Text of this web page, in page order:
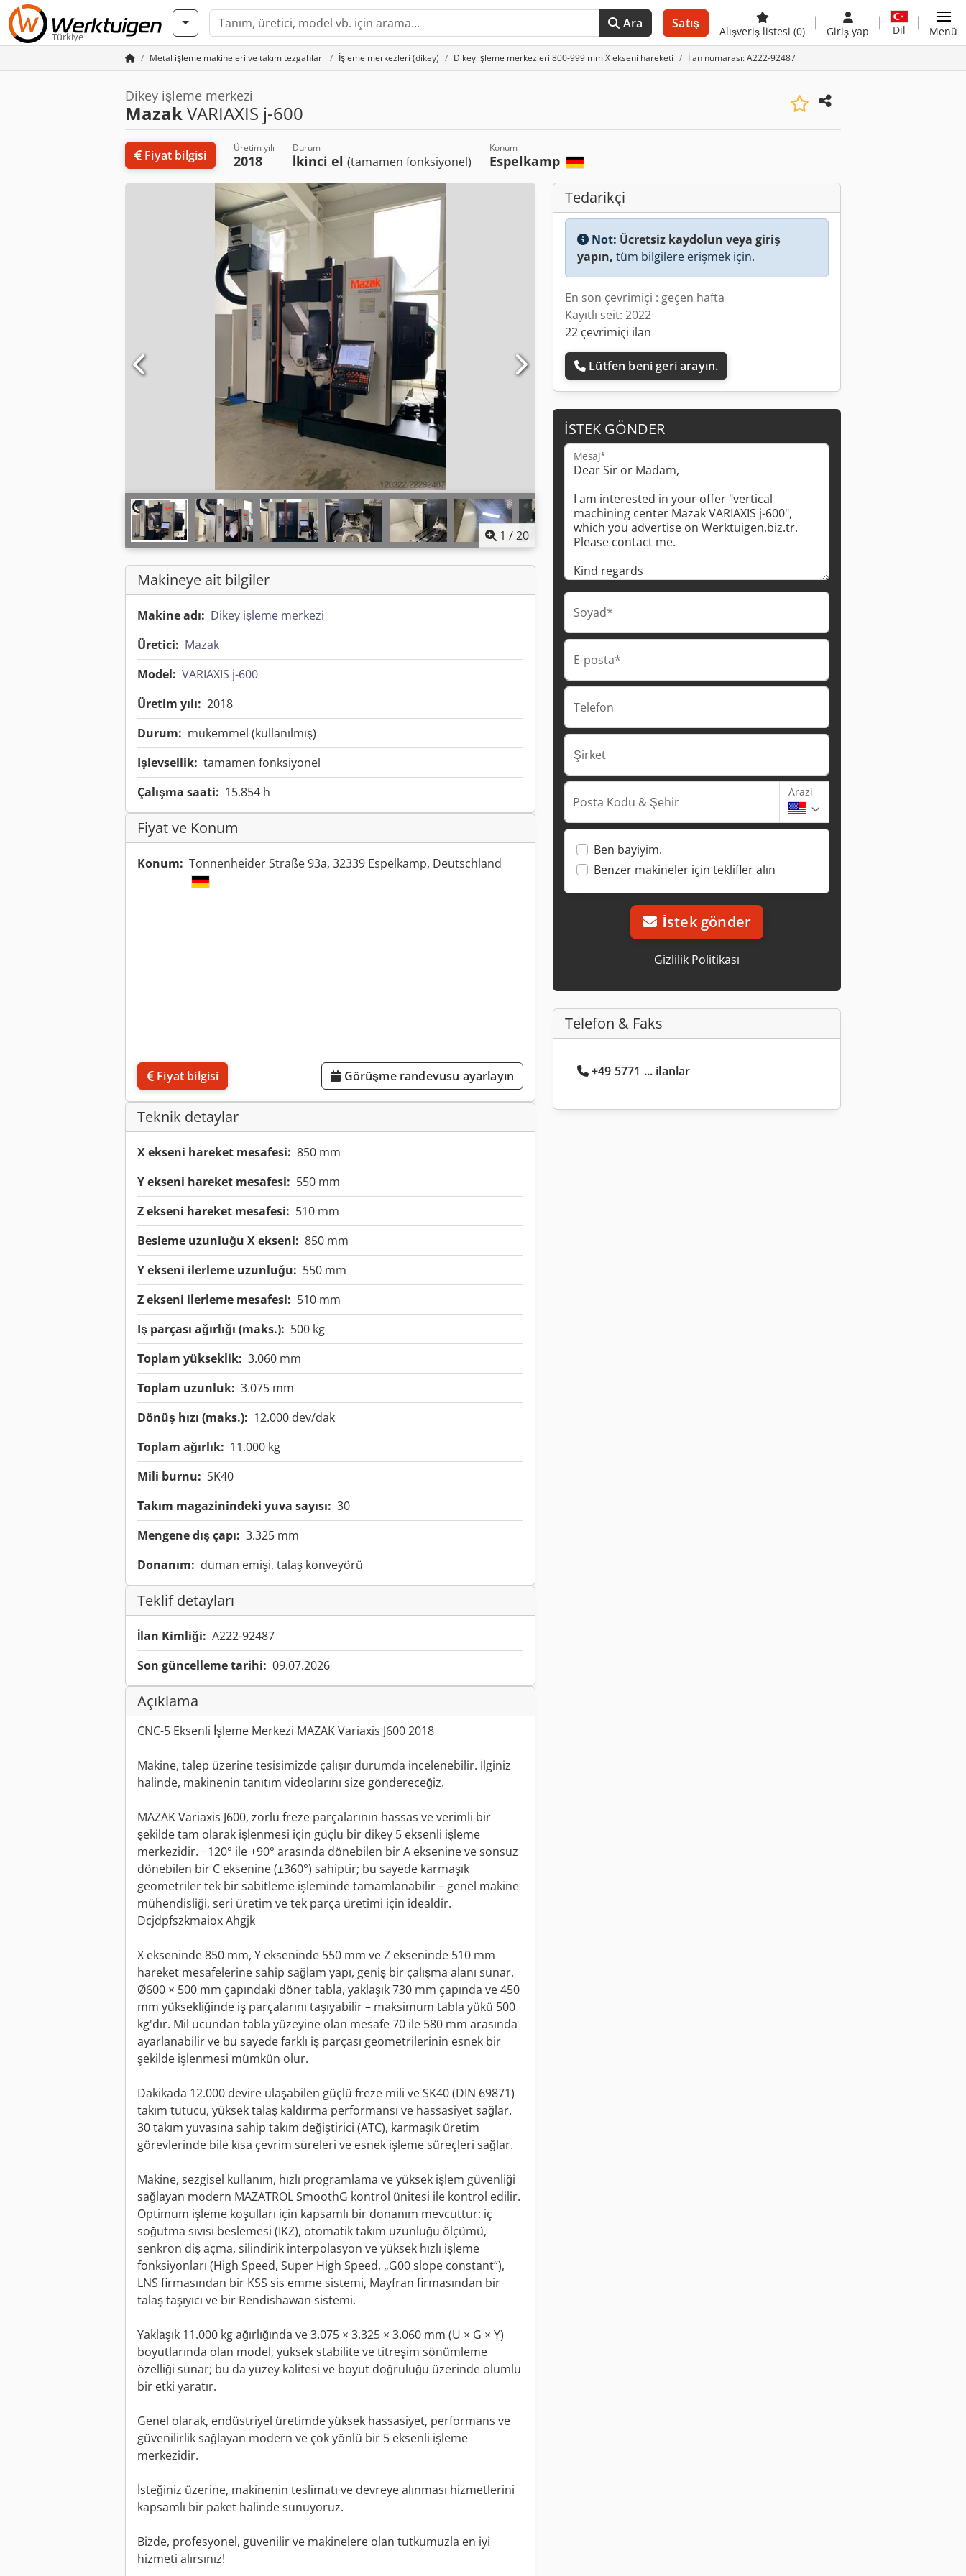
Türkiye
Ara Satış
Alışveriş listesi (0) Giriş yap Dil Menü
Metal işleme makineleri ve takım tezgahları İşleme merkezleri (dikey) Dikey işleme merkezleri 800-999 mm X ekseni hareketi İlan numarası: A222-92487
Dikey işleme merkezi
MazakVARIAXIS j-600
Fiyat bilgisi Üretim yılı
2018
Durum
İkinci el(tamamen fonksiyonel)
Konum
Espelkamp
1 /20
Makineye ait bilgiler
Makine adı: Dikey işleme merkezi
Üretici: Mazak
Model: VARIAXIS j-600
Üretim yılı: 2018
Durum: mükemmel (kullanılmış)
Işlevsellik: tamamen fonksiyonel
Çalışma saati: 15.854 h
Fiyat ve Konum
Konum: Tonnenheider Straße 93a, 32339 Espelkamp, Deutschland
Fiyat bilgisi Görüşme randevusu ayarlayın
Teknik detaylar
X ekseni hareket mesafesi: 850 mm
Y ekseni hareket mesafesi: 550 mm
Z ekseni hareket mesafesi: 510 mm
Besleme uzunluğu X ekseni: 850 mm
Y ekseni ilerleme uzunluğu: 550 mm
Z ekseni ilerleme mesafesi: 510 mm
Iş parçası ağırlığı (maks.): 500 kg
Toplam yükseklik: 3.060 mm
Toplam uzunluk: 3.075 mm
Dönüş hızı (maks.): 12.000 dev/dak
Toplam ağırlık: 11.000 kg
Mili burnu: SK40
Takım magazinindeki yuva sayısı: 30
Mengene dış çapı: 3.325 mm
Donanım: duman emişi, talaş konveyörü
Teklif detayları
İlan Kimliği: A222-92487
Son güncelleme tarihi: 09.07.2026
Açıklama
CNC-5 Eksenli İşleme Merkezi MAZAK Variaxis J600 2018
Makine, talep üzerine tesisimizde çalışır durumda incelenebilir. İlginiz
halinde, makinenin tanıtım videolarını size göndereceğiz.
MAZAK Variaxis J600, zorlu freze parçalarının hassas ve verimli bir
şekilde tam olarak işlenmesi için güçlü bir dikey 5 eksenli işleme
merkezidir. −120° ile +90° arasında dönebilen bir A eksenine ve sonsuz
dönebilen bir C eksenine (±360°) sahiptir; bu sayede karmaşık
geometriler tek bir sabitleme işleminde tamamlanabilir – genel makine
mühendisliği, seri üretim ve tek parça üretimi için idealdir.
Dcjdpfszkmaiox Ahgjk
X ekseninde 850 mm, Y ekseninde 550 mm ve Z ekseninde 510 mm
hareket mesafelerine sahip sağlam yapı, geniş bir çalışma alanı sunar.
Ø600 × 500 mm çapındaki döner tabla, yaklaşık 730 mm çapında ve 450
mm yüksekliğinde iş parçalarını taşıyabilir – maksimum tabla yükü 500
kg'dır. Mil ucundan tabla yüzeyine olan mesafe 70 ile 580 mm arasında
ayarlanabilir ve bu sayede farklı iş parçası geometrilerinin esnek bir
şekilde işlenmesi mümkün olur.
Dakikada 12.000 devire ulaşabilen güçlü freze mili ve SK40 (DIN 69871)
takım tutucu, yüksek talaş kaldırma performansı ve hassasiyet sağlar.
30 takım yuvasına sahip takım değiştirici (ATC), karmaşık üretim
görevlerinde bile kısa çevrim süreleri ve esnek işleme süreçleri sağlar.
Makine, sezgisel kullanım, hızlı programlama ve yüksek işlem güvenliği
sağlayan modern MAZATROL SmoothG kontrol ünitesi ile kontrol edilir.
Optimum işleme koşulları için kapsamlı bir donanım mevcuttur: iç
soğutma sıvısı beslemesi (IKZ), otomatik takım uzunluğu ölçümü,
senkron diş açma, silindirik interpolasyon ve yüksek hızlı işleme
fonksiyonları (High Speed, Super High Speed, „G00 slope constant“),
LNS firmasından bir KSS sis emme sistemi, Mayfran firmasından bir
talaş taşıyıcı ve bir Rendishawan sistemi.
Yaklaşık 11.000 kg ağırlığında ve 3.075 × 3.325 × 3.060 mm (U × G × Y)
boyutlarında olan model, yüksek stabilite ve titreşim sönümleme
özelliği sunar; bu da yüzey kalitesi ve boyut doğruluğu üzerinde olumlu
bir etki yaratır.
Genel olarak, endüstriyel üretimde yüksek hassasiyet, performans ve
güvenilirlik sağlayan modern ve çok yönlü bir 5 eksenli işleme
merkezidir.
İsteğiniz üzerine, makinenin teslimatı ve devreye alınması hizmetlerini
kapsamlı bir paket halinde sunuyoruz.
Bizde, profesyonel, güvenilir ve makinelere olan tutkumuzla en iyi
hizmeti alırsınız!
Tedarikçi
Not: Ücretsiz kaydolun veya giriş
yapın, tüm bilgilere erişmek için.
En son çevrimiçi : geçen hafta
Kayıtlı seit: 2022
22 çevrimiçi ilan
Lütfen beni geri arayın.
İSTEK GÖNDER
Mesaj*
Soyad*
E-posta*
Telefon
Şirket
Posta Kodu & Şehir
Arazi
Ben bayiyim.
Benzer makineler için teklifler alın
İstek gönder
Gizlilik Politikası
Telefon & Faks
+49 5771 ... ilanlar